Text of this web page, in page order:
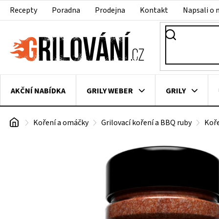
PřejítRecepty Poradna Prodejna Kontakt Napsali o
AKČNÍ NABÍDKA GRILY WEBER GRILY
VAKUOVAČKY LEDNICE NA ZRÁNÍ MASA
DomůKoření a omáčky Grilovací koření a BBQ ruby